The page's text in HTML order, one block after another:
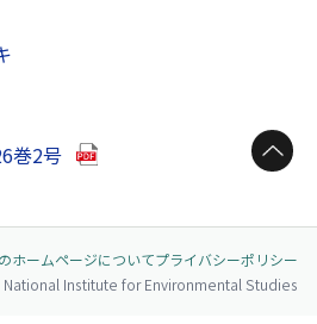
巻2号（別ウインドウで開きます）
ページトップへ
ホームページについてプライバシーポリシー
Institute for Environmental Studies